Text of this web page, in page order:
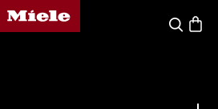
"Miele" pradžios tinklalapis
Paieška